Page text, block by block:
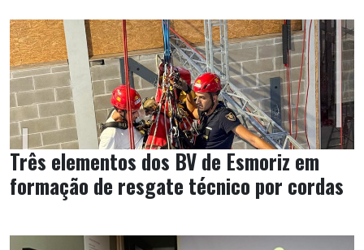
Três elementos dos BV de Esmoriz em
formação de resgate técnico por cordas